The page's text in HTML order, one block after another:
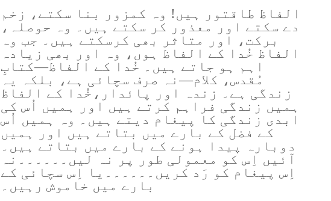
الفاظ طاقتور ہیں! وہ کمزور بنا سکتے، زخم
دے سکتے اور معذور کر سکتے ہیں۔ وہ حوصلہ،
برکت، اور متاثر بھی کرسکتے ہیں۔ جب وہ
الفاظ خُدا کے الفاظ ہوں، وہ اور بھی زیادہ
اہم ہو جاتے ہیں۔ خُدا کے الفاظ—کتابِ
مُقدس، کلام—نہ صرف سچائی ہے، بلکہ یہ
زندگی ہے۔ زندہ اور پائدار،خُدا کے الفاظ
ہمیں زندگی فراہم کرتے ہیں اور ہمیں اُس کی
ابدی زندگی کا پیغام دیتے ہیں۔ وہ ہمیں اُس
کے فضل کے بارے میں بتاتے ہیں اور ہمیں
دوبارہ پیدا ہونے کے بارے میں بتاتے ہیں۔
آئیں اِس کو معمولی طور پر نہ لیں۔۔۔۔۔۔نہ
اِس پیغام کو رَد کریں۔۔۔۔۔۔یا اِس سچائی کے
بارے میں خاموش رہیں۔